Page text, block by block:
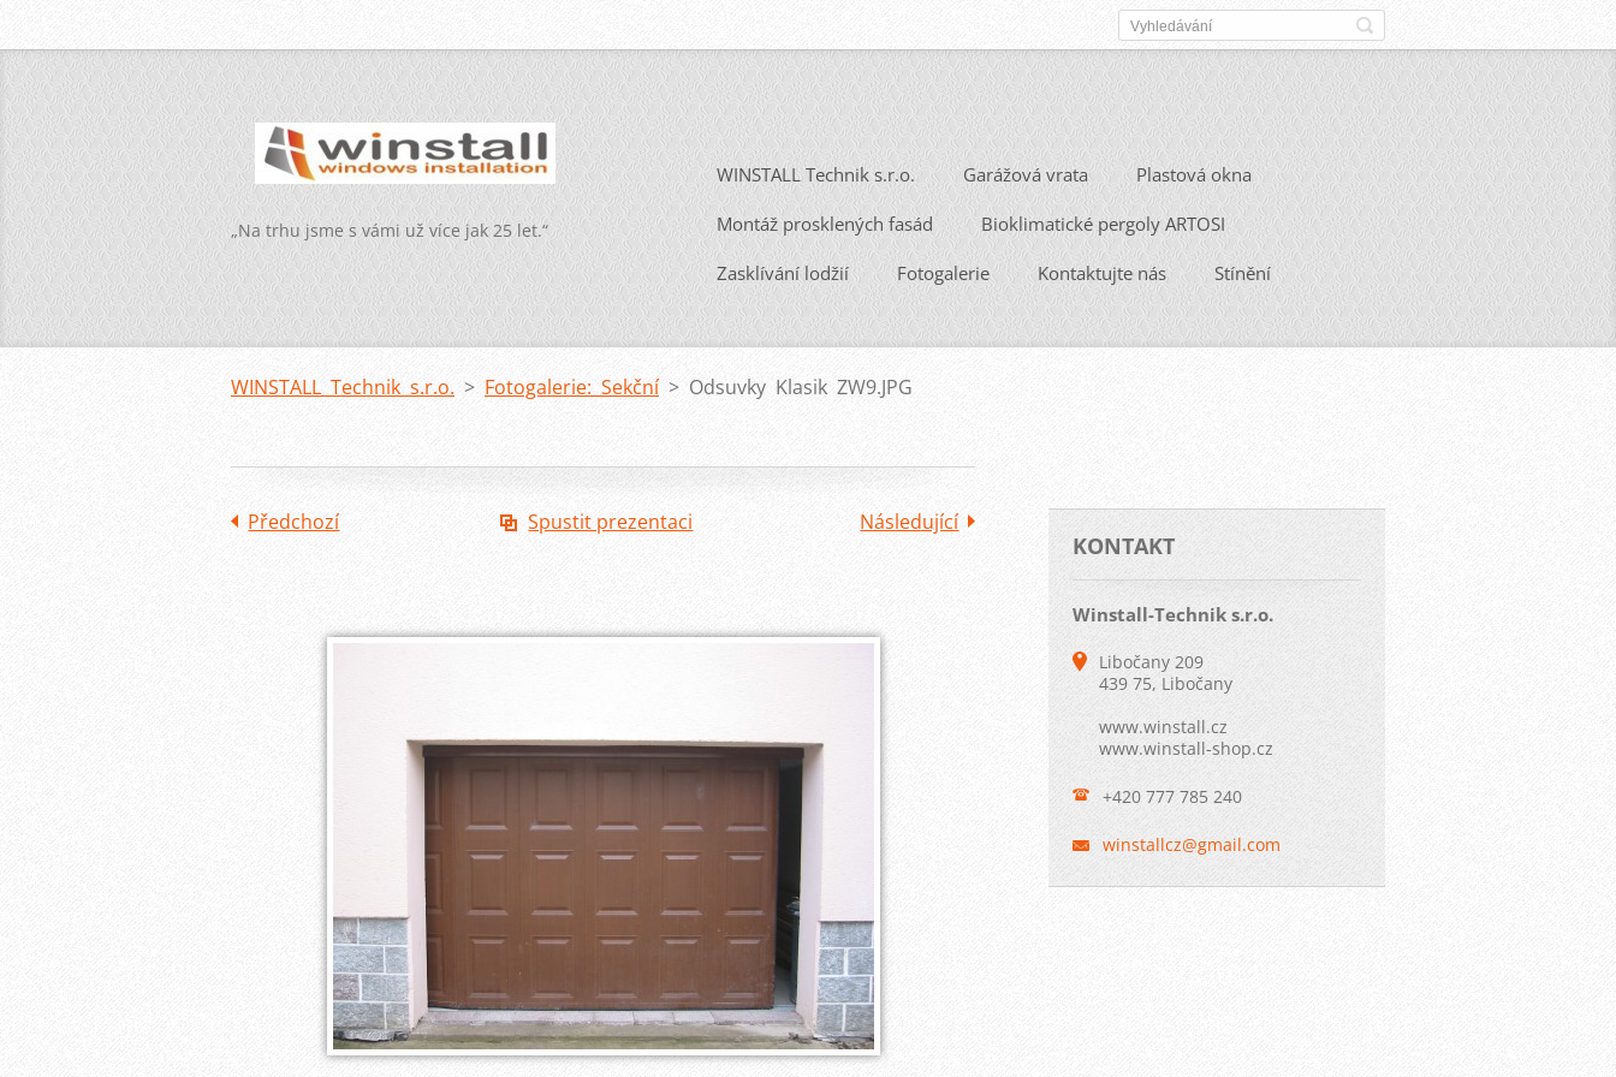
„Na trhu jsme s vámi už více jak 25 let.“
WINSTALL Technik s.r.o. Garážová vrata Plastová okna
Montáž prosklených fasád Bioklimatické pergoly ARTOSI
Zasklívání lodžií Fotogalerie Kontaktujte nás Stínění
WINSTALL Technik s.r.o. > Fotogalerie: Sekční > Odsuvky Klasik ZW9.JPG
Předchozí Spustit prezentaci Následující
KONTAKT
Winstall-Technik s.r.o.
Libočany 209
439 75, Libočany
www.winstall.cz
www.winstall-shop.cz
+420 777 785 240
winstallcz@gmail.com